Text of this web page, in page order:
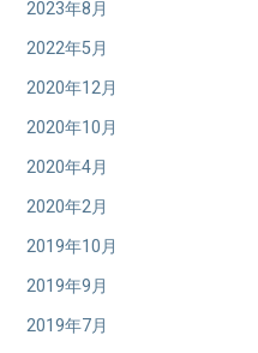
2023年8月
2022年5月
2020年12月
2020年10月
2020年4月
2020年2月
2019年10月
2019年9月
2019年7月